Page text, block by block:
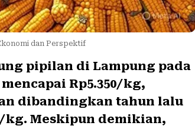
dan Perspektif
pipilan di Lampung pada
Rp5.350/kg,
dibandingkan tahun lalu
kg. Meskipun demikian,